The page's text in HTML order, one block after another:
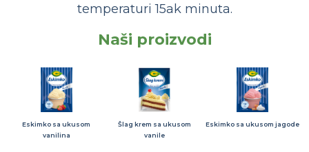
temperaturi 15ak minuta.
Naši proizvodi
Eskimko sa ukusom
vanilina
Šlag krem sa ukusom
vanile
Eskimko sa ukusom jagode